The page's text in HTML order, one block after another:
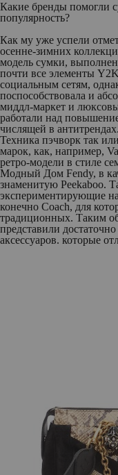
Какие бренды помогли
популярность?
Как му уже успели
осенне-зимних
модель сумки,
почти все элементы
социальным сетям,
поспособствовала и
миддл-маркет и
работали над
числящей в антитрендах.
Техника пэчворк так
марок, как, например,
ретро-модели в стиле
Модный Дом Fendy, в
знаменитую Peekaboo.
экспериментирующие
конечно Coach, для
традиционных. Таким
представили
аксессуаров. которые